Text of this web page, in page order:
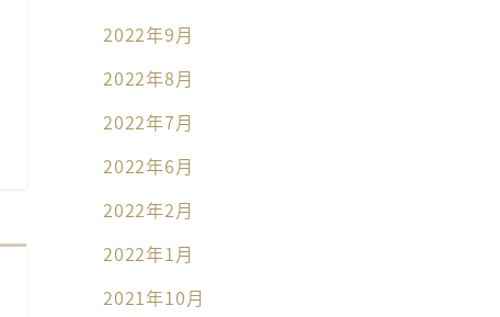
2022年9月
2022年8月
2022年7月
2022年6月
2022年2月
2022年1月
2021年10月